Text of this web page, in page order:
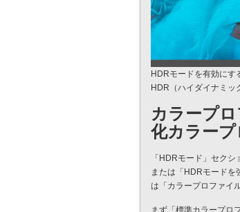
HDRモードを有効にす
HDR（ハイダイナミッ
カラープ
化カラー
「HDRモード」セク
または「HDRモードを
は「カラープロファイ
まず「標準カラープロ